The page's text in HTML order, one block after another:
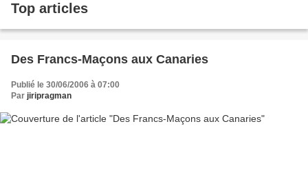
Top articles
Des Francs-Maçons aux Canaries
Publié le 30/06/2006 à 07:00
Par jiripragman